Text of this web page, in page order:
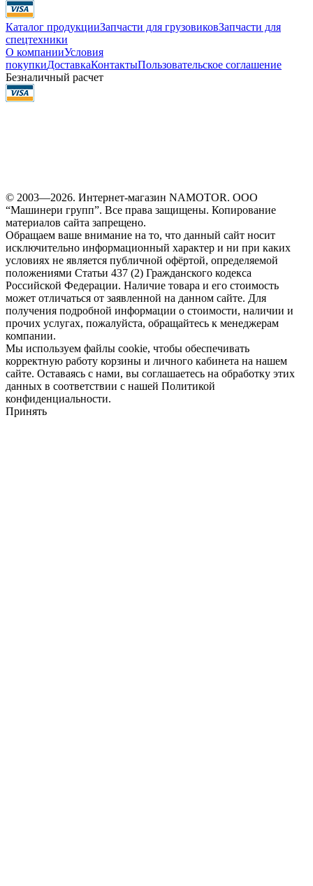
Каталог продукцииЗапчасти для грузовиковЗапчасти для
спецтехники
О компанииУсловия
покупкиДоставкаКонтактыПользовательское соглашение
Безналичный расчет
© 2003—2026. Интернет-магазин NAMOTOR. ООО
“Машинери групп”. Все права защищены. Копирование
материалов сайта запрещено.
Обращаем ваше внимание на то, что данный сайт носит
исключительно информационный характер и ни при каких
условиях не является публичной офёртой, определяемой
положениями Статьи 437 (2) Гражданского кодекса
Российской Федерации. Наличие товара и его стоимость
может отличаться от заявленной на данном сайте. Для
получения подробной информации о стоимости, наличии и
прочих услугах, пожалуйста, обращайтесь к менеджерам
компании.
Мы используем файлы cookie, чтобы обеспечивать
корректную работу корзины и личного кабинета на нашем
сайте. Оставаясь с нами, вы соглашаетесь на обработку этих
данных в соответствии с нашей Политикой
конфиденциальности.
Принять